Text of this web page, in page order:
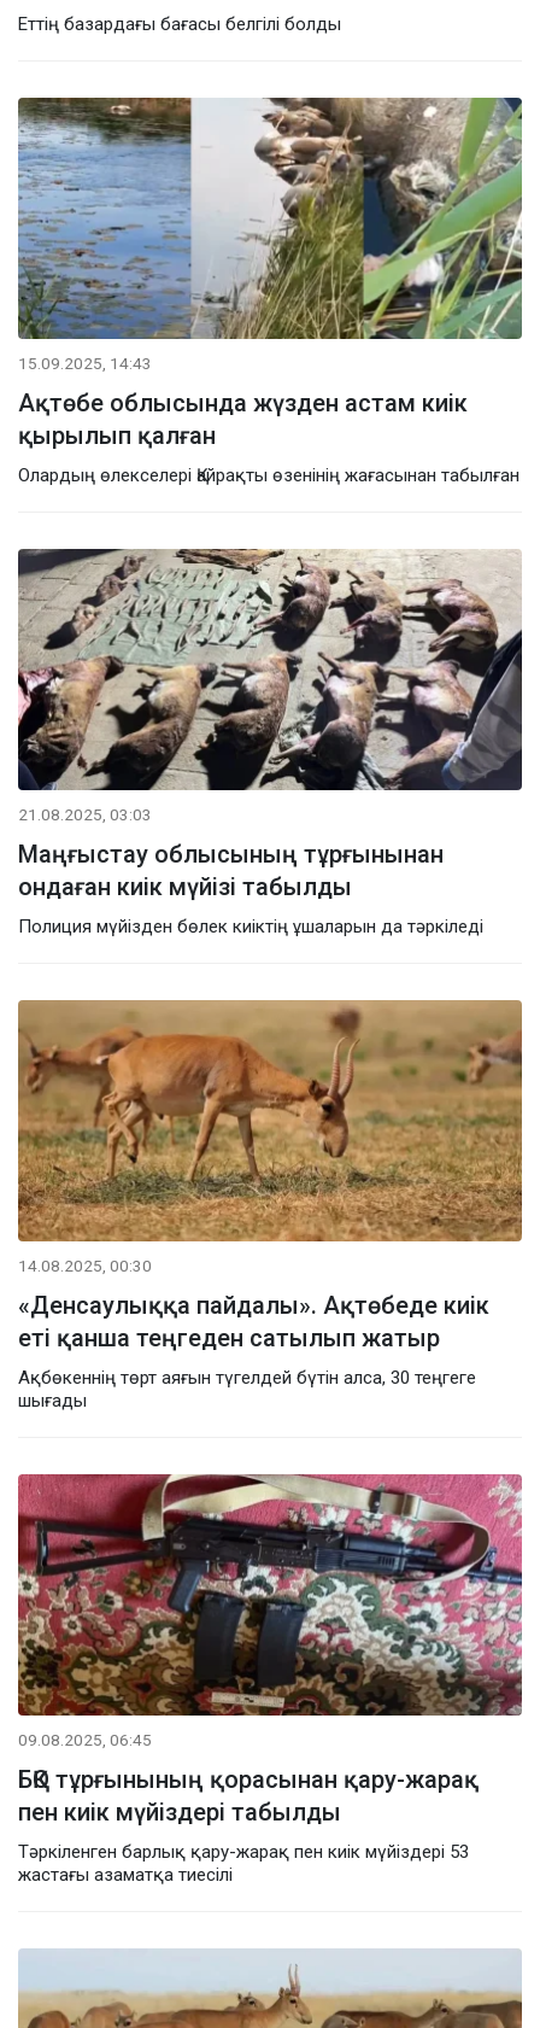
Еттің базардағы бағасы белгілі болды
15.09.2025, 14:43
Ақтөбе облысында жүзден астам киік
қырылып қалған
Олардың өлекселері Қайрақты өзенінің жағасынан табылған
21.08.2025, 03:03
Маңғыстау облысының тұрғынынан
ондаған киік мүйізі табылды
Полиция мүйізден бөлек киіктің ұшаларын да тәркіледі
14.08.2025, 00:30
«Денсаулыққа пайдалы». Ақтөбеде киік
еті қанша теңгеден сатылып жатыр
Ақбөкеннің төрт аяғын түгелдей бүтін алса, 30 теңгеге
шығады
09.08.2025, 06:45
БҚО тұрғынының қорасынан қару-жарақ
пен киік мүйіздері табылды
Тәркіленген барлық қару-жарақ пен киік мүйіздері 53
жастағы азаматқа тиесілі